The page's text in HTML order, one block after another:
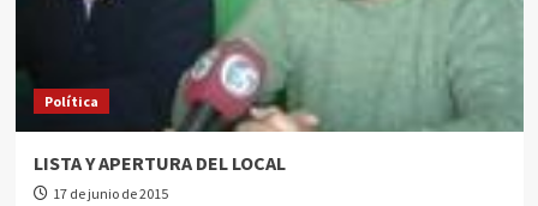
Política
LISTA Y APERTURA DEL LOCAL
17 de junio de 2015